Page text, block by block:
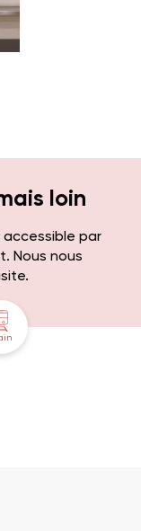
loin
par
Nous nous